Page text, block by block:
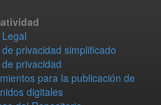
privacidad simplificado
privacidad
para la publicación de
digitales